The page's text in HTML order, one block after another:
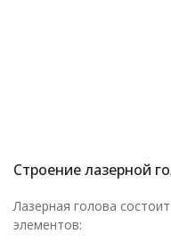
Строение лазерной
Лазерная голова
элементов: